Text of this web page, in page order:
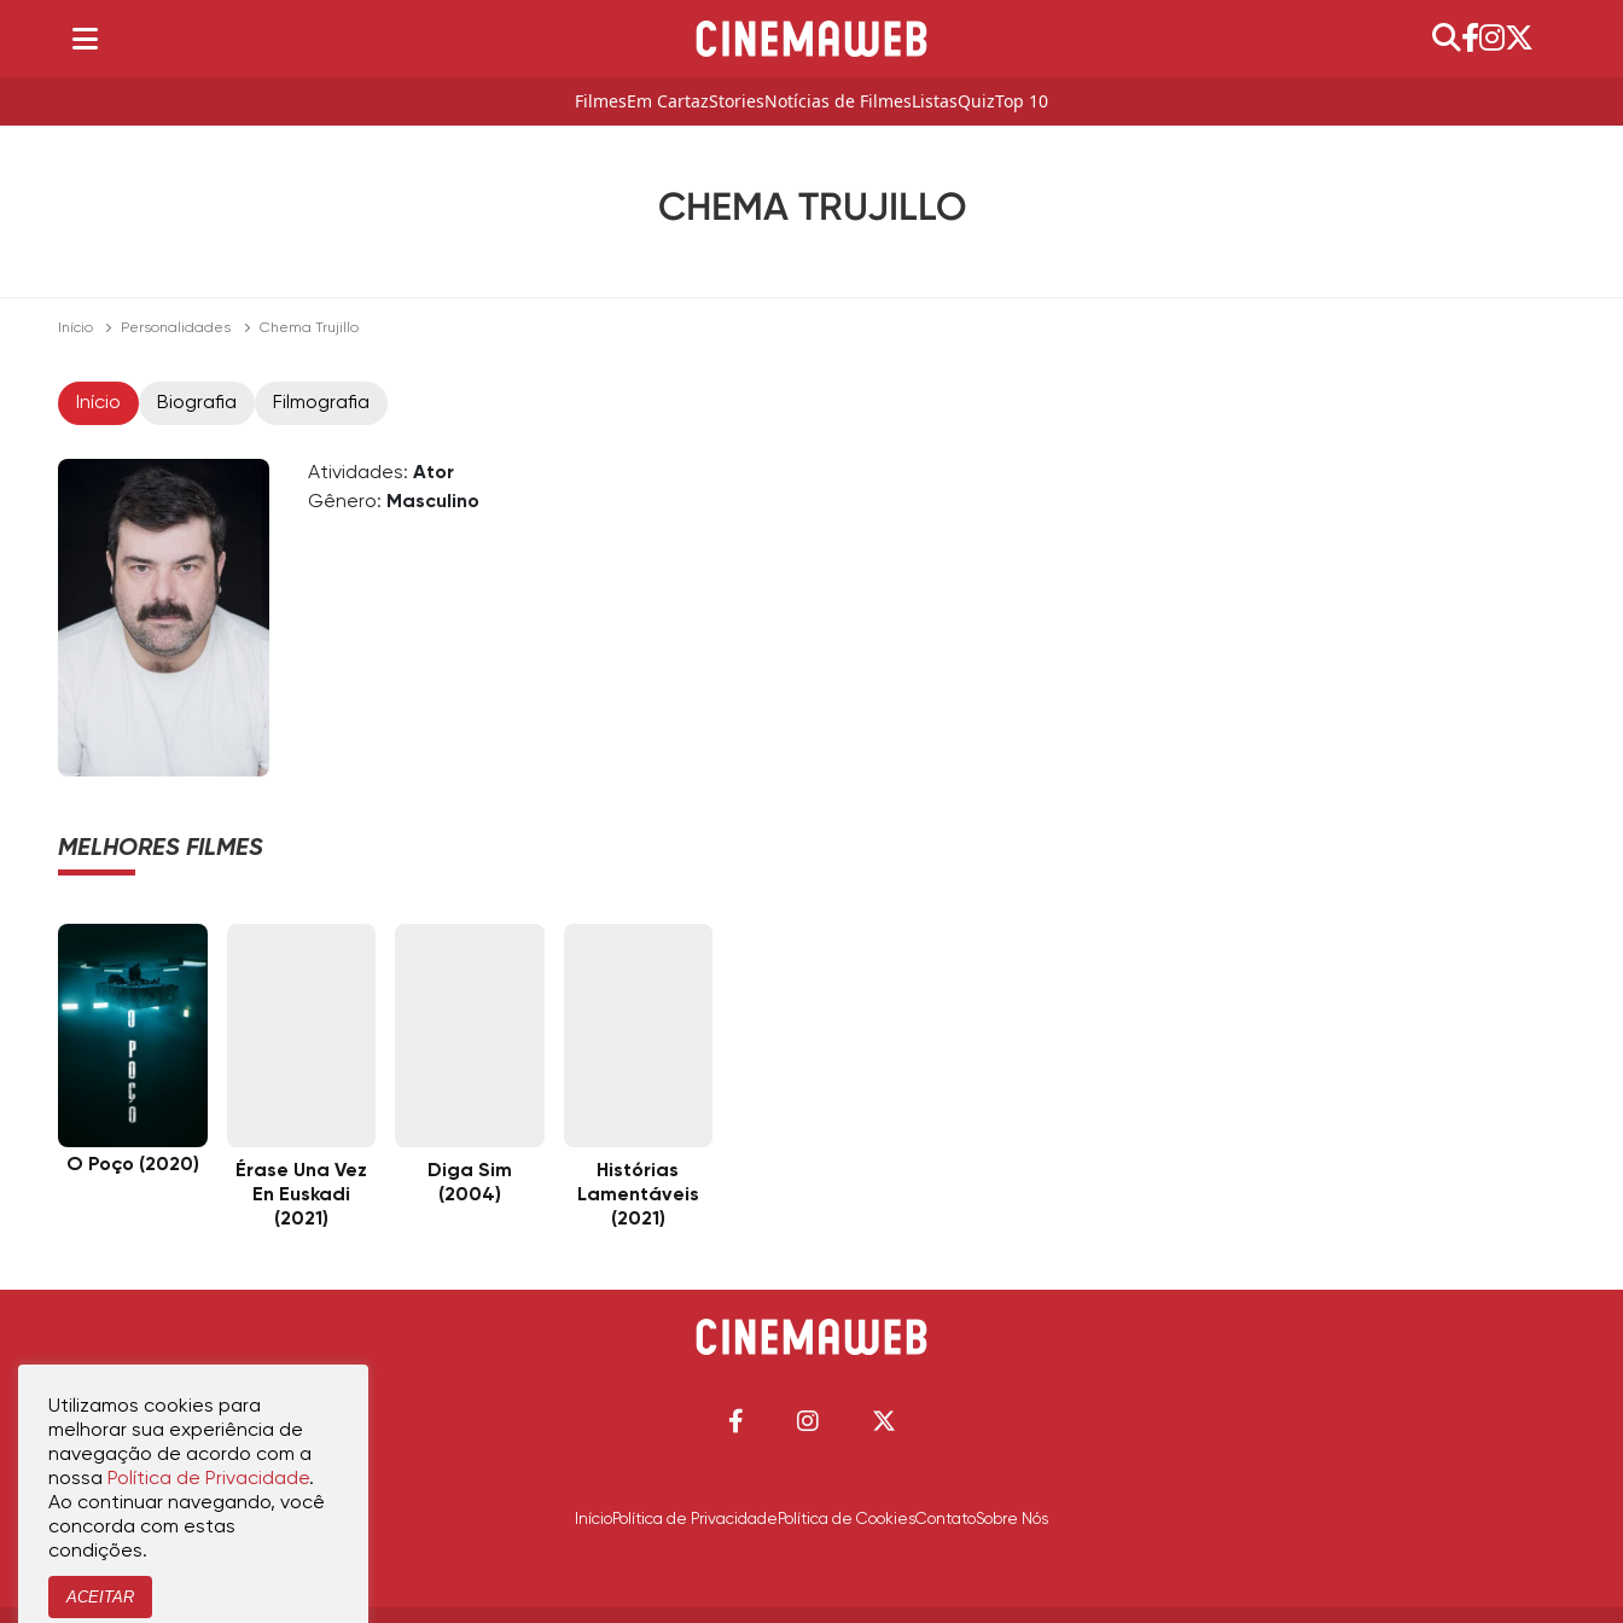
FilmesEm CartazStoriesNotícias de FilmesListasQuizTop 10
CHEMA TRUJILLO
Início Personalidades Chema Trujillo
Início Biografia Filmografia
Atividades: Ator
Gênero: Masculino
MELHORES FILMES
O Poço (2020)
Érase Una Vez
En Euskadi
(2021)
Diga Sim
(2004)
Histórias
Lamentáveis
(2021)
InícioPolítica de Privacidade Política de CookiesContatoSobre Nós
Utilizamos cookies para
melhorar sua experiência de
navegação de acordo com a
nossa Política de Privacidade.
Ao continuar navegando, você
concorda com estas
condições.
ACEITAR